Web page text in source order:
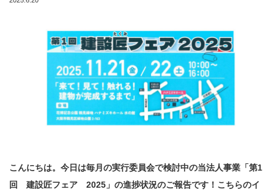
こんにちは。今日は毎月の実行委員会で検討中の当法人事業「第1
回 建設匠フェア 2025」の進捗状況のご報告です！こちらのイ